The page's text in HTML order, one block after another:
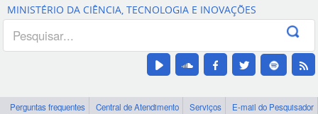
Canais
MINISTÉRIO DA CIÊNCIA, TECNOLOGIA E INOVAÇÕES
Perguntas frequentes Central de Atendimento Serviços
E-mail do Pesquisador